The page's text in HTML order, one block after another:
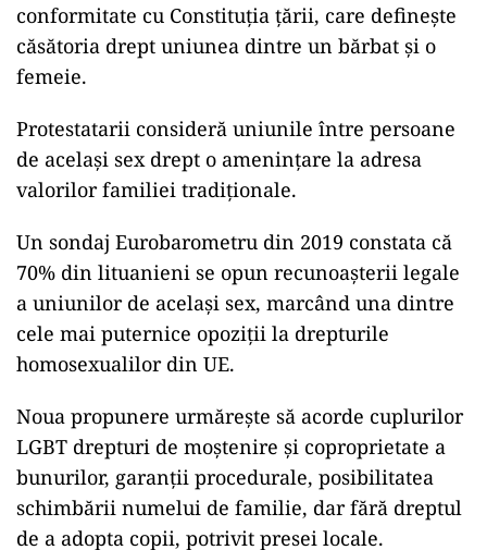
conformitate cu Constituţia ţării, care defineşte
căsătoria drept uniunea dintre un bărbat şi o
femeie.
Protestatarii consideră uniunile între persoane
de acelaşi sex drept o ameninţare la adresa
valorilor familiei tradiţionale.
Un sondaj Eurobarometru din 2019 constata că
70% din lituanieni se opun recunoaşterii legale
a uniunilor de acelaşi sex, marcând una dintre
cele mai puternice opoziţii la drepturile
homosexualilor din UE.
Noua propunere urmăreşte să acorde cuplurilor
LGBT drepturi de moştenire şi coproprietate a
bunurilor, garanţii procedurale, posibilitatea
schimbării numelui de familie, dar fără dreptul
de a adopta copii, potrivit presei locale.